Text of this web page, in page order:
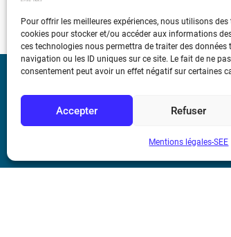
Pour offrir les meilleures expériences, nous utilisons
cookies pour stocker et/ou accéder aux informations
ces technologies nous permettra de traiter des données
navigation ou les ID uniques sur ce site. Le fait de ne
consentement peut avoir un effet négatif sur certaines
Accepter Refuser
Mentions légales-SEE